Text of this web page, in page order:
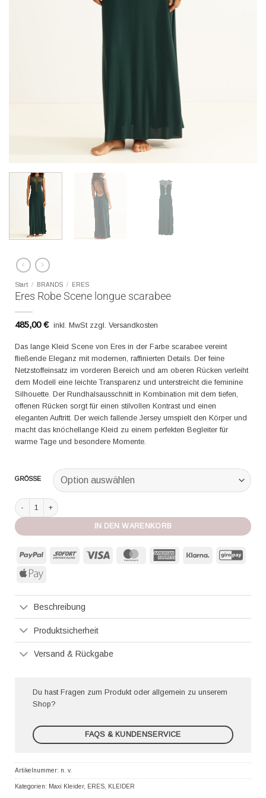
Start / BRANDS / ERES
Eres Robe Scene longue scarabee
485,00€ inkl. MwSt zzgl. Versandkosten
Das lange Kleid Scene von Eres in der Farbe scarabee vereint
fließende Eleganz mit modernen, raffinierten Details. Der feine
Netzstoffeinsatz im vorderen Bereich und am oberen Rücken verleiht
dem Modell eine leichte Transparenz und unterstreicht die feminine
Silhouette. Der Rundhalsausschnitt in Kombination mit dem tiefen,
offenen Rücken sorgt für einen stilvollen Kontrast und einen
eleganten Auftritt. Der weich fallende Jersey umspielt den Körper und
macht das knöchellange Kleid zu einem perfekten Begleiter für
warme Tage und besondere Momente.
GRÖSSE
Eres Robe Scene longue scarabee Menge
IN DEN WARENKORB
PayPal Sofort MasterCard American
Klarna
Apple
Beschreibung
Produktsicherheit
Versand & Rückgabe
Du hast Fragen zum Produkt oder allgemein zu unserem
Shop?
FAQS & KUNDENSERVICE
Artikelnummer: n. v.
Kategorien: Maxi Kleider, ERES KLEIDER